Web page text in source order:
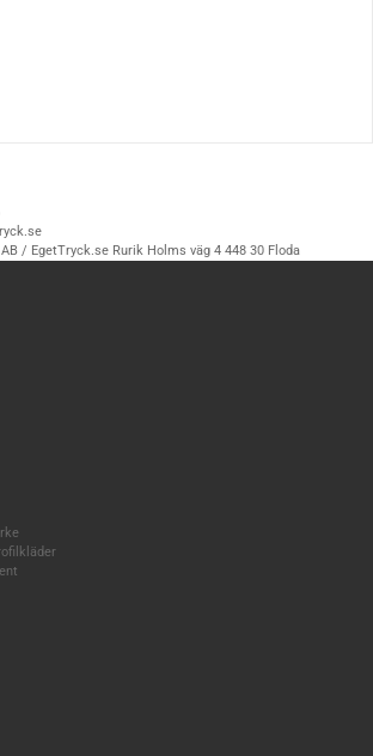
/ EgetTryck.se Rurik Holms väg 4 448 30 Floda